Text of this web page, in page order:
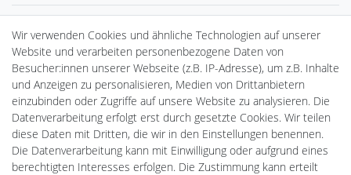
Powered by
Wir verwenden Cookies und ähnliche Technologien auf unserer
Website und verarbeiten personenbezogene Daten von
Besucher:innen unserer Webseite (z.B. IP-Adresse), um z.B. Inhalte
und Anzeigen zu personalisieren, Medien von Drittanbietern
einzubinden oder Zugriffe auf unsere Website zu analysieren. Die
Datenverarbeitung erfolgt erst durch gesetzte Cookies. Wir teilen
diese Daten mit Dritten, die wir in den Einstellungen benennen.
Die Datenverarbeitung kann mit Einwilligung oder aufgrund eines
berechtigten Interesses erfolgen. Die Zustimmung kann erteilt